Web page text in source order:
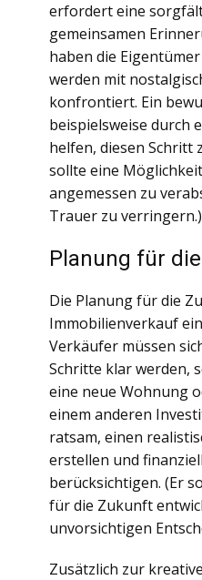
erfordert eine
gemeinsamen
haben die
werden mit
konfrontiert. Ein
beispielsweise durch
helfen, diesen Schritt
sollte eine
angemessen zu
Trauer zu verringern.)
Planung für
Die Planung für die
Immobilienverkauf
Verkäufer müssen
Schritte klar werden,
eine neue Wohnung
einem anderen
ratsam, einen
erstellen und
berücksichtigen. (Er
für die Zukunft
unvorsichtigen
Zusätzlich zur